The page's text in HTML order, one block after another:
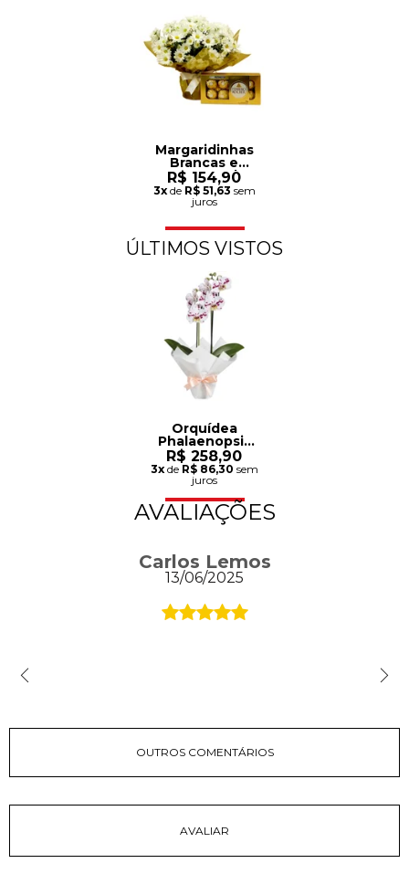
Margaridinhas
Brancas e
Ferrero Rocher
R$ 154,90
3xde R$ 51,63 sem
juros
ÚLTIMOS VISTOS
Orquídea
Phalaenopsis
Branca
Mesclada para
Presente
R$ 258,90
3xde R$ 86,30 sem
juros
AVALIAÇÕES
Carlos Lemos
13/06/2025
OUTROS COMENTÁRIOS